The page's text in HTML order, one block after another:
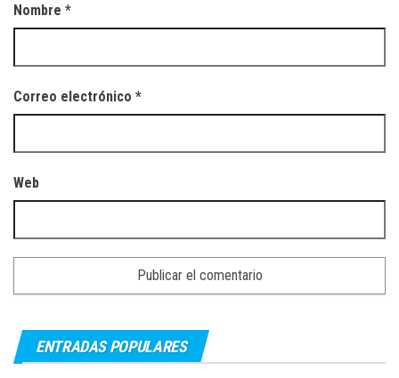
Nombre *
Correo electrónico *
Web
ENTRADAS POPULARES